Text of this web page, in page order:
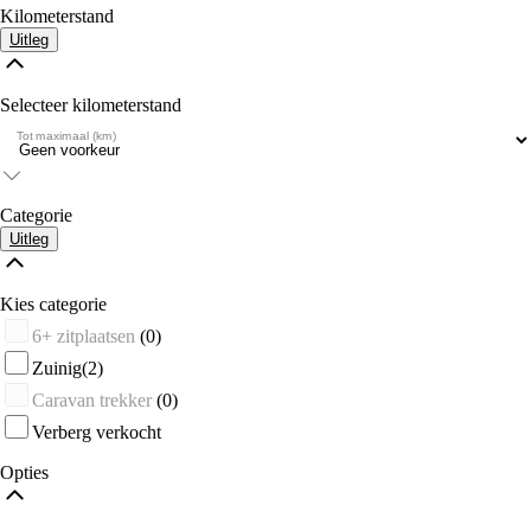
Kilometerstand
Uitleg
Selecteer kilometerstand
Tot maximaal (km)
Categorie
Uitleg
Kies categorie
6+ zitplaatsen (0)
Zuinig(2)
Caravan trekker (0)
Verberg verkocht
Opties